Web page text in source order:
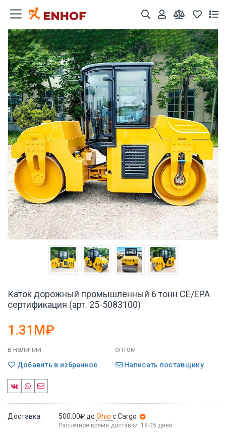
Каток дорожный промышленный 6 тонн CE/EPA
сертификация (арт. 25-5083100)
1.31M₽
в наличии
оптом
Добавить в избранное
Написать поставщику
Доставка: 500.00₽ до Ohio с Cargo
Расчетное время доставки: 18-25 дней